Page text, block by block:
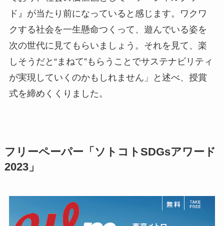
ド』が当たり前になっていると感じます。ワクワ
クする社会を一生懸命つくって、遊んでいる姿を
次の世代に見てもらいましょう。それを見て、楽
しそうだと“まねて”もらうことでサステナビリティ
が実現していくのかもしれません」と述べ、授賞
式を締めくくりました。
フリーペーパー「ソトコトSDGsアワード
2023」